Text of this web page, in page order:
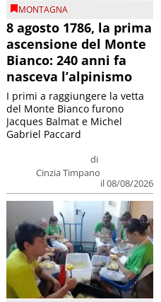
MONTAGNA
8 agosto 1786, la prima
ascensione del Monte
Bianco: 240 anni fa
nasceva l’alpinismo
di
Cinzia Timpano
il 08/08/2026
I primi a raggiungere la vetta
del Monte Bianco furono
Jacques Balmat e Michel
Gabriel Paccard